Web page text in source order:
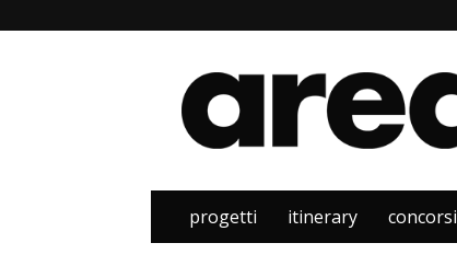
Area
progetti itinerary concorsi